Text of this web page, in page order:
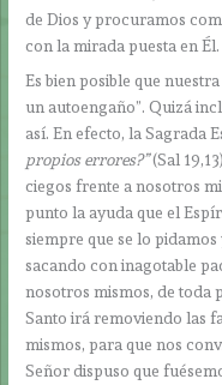
de Dios y procuramos
con la mirada puesta en Él.
Es bien posible que
un autoengaño”. Quizá
así. En efecto, la Sagrada
propios errores?”(Sal
ciegos frente a nosotros
punto la ayuda que el
siempre que se lo
sacando con inagotable
nosotros mismos, de toda
Santo irá removiendo las
mismos, para que nos
Señor dispuso que